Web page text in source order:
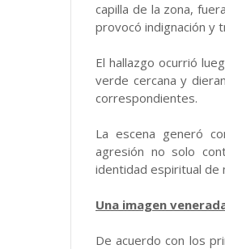
capilla de la zona,
provocó indignación y
El hallazgo ocurrió
verde cercana y
correspondientes.
La escena generó
agresión no solo
identidad espiritual de
Una imagen
De acuerdo con los